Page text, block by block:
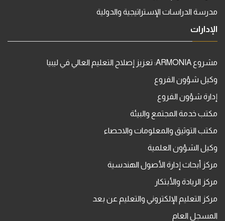
مدرسة الدراسات الإستراتيجية والدولية
الإدارات
مشروع ARMONIA: تعزيز إصلاح التعليم العالي في ليبيا
وكيل شؤون الفروع
إدارة شؤون الفروع
مكتب خدمة المجتمع والبيئة
مكتب التوثيق والمعلومات والاحصاء
وكيل الشؤون العلمية
مركز أبحاث إدارة الأصول الهندسية
مركز الريادة والأبتكار
مركز التعليم الإلكتروني والتعليم عن بعد
المسجل العام